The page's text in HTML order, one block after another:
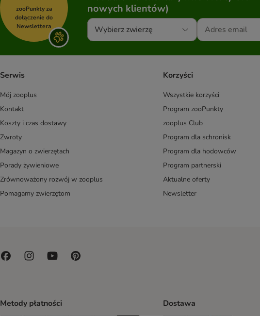
zooPunkty za
dołączenie do
Newslettera
nowych klientów)
Wybierz zwierzę
Serwis
Mój zooplus
Kontakt
Koszty i czas dostawy
Zwroty
Magazyn o zwierzętach
Porady żywieniowe
Zrównoważony rozwój w zooplus
Pomagamy zwierzętom
Korzyści
Wszystkie korzyści
Program zooPunkty
zooplus Club
Program dla schronisk
Program dla hodowców
Program partnerski
Aktualne oferty
Newsletter
Metody płatności Dostawa